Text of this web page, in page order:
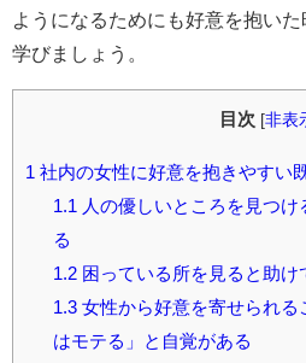
ようになるためにも好意を抱い
学びましょう。
目次 [非表
1 社内の女性に好意を抱きやすい
1.1
人の優しいところを見つ
る
1.2困っている所を見ると助け
1.3女性から好意を寄せられる
はモテる」と自覚がある